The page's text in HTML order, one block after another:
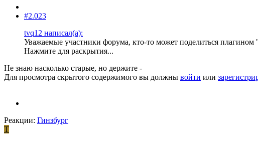
#2.023
tvq12 написал(а):
Уважаемые участники форума, кто-то может поделиться
Нажмите для раскрытия...
Не знаю насколько старые, но держите -
Для просмотра скрытого содержимого вы должны войти или
Реакции: Гинзбург
T